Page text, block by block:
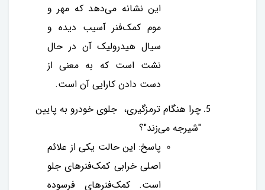
این نشانه می‌دهد که مهر و
موم کمک‌فنر آسیب دیده و
سیال هیدرولیک آن در حال
نشت است که به معنی از
دست دادن کارایی آن است.
چرا هنگام ترمزگیری، جلوی خودرو به پایین
"شیرجه می‌زند"؟
پاسخ: این حالت یکی از علائم
اصلی خرابی کمک‌فنرهای جلو
است. کمک‌فنرهای فرسوده